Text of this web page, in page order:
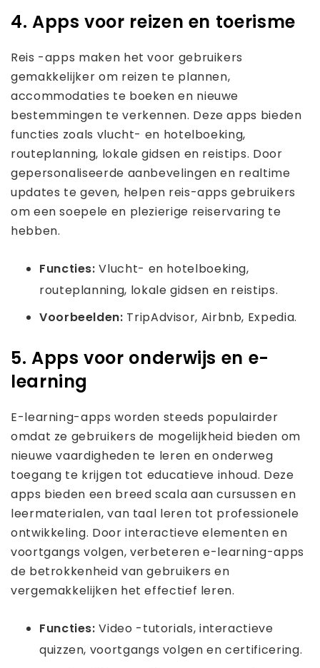
4. Apps voor reizen en toerisme
Reis -apps maken het voor gebruikers
gemakkelijker om reizen te plannen,
accommodaties te boeken en nieuwe
bestemmingen te verkennen. Deze apps bieden
functies zoals vlucht- en hotelboeking,
routeplanning, lokale gidsen en reistips. Door
gepersonaliseerde aanbevelingen en realtime
updates te geven, helpen reis-apps gebruikers
om een ​​soepele en plezierige reiservaring te
hebben.
Functies:Vlucht- en hotelboeking,
routeplanning, lokale gidsen en reistips.
Voorbeelden: TripAdvisor, Airbnb, Expedia.
5. Apps voor onderwijs en e-
learning
E-learning-apps worden steeds populairder
omdat ze gebruikers de mogelijkheid bieden om
nieuwe vaardigheden te leren en onderweg
toegang te krijgen tot educatieve inhoud. Deze
apps bieden een breed scala aan cursussen en
leermaterialen, van taal leren tot professionele
ontwikkeling. Door interactieve elementen en
voortgangs volgen, verbeteren e-learning-apps
de betrokkenheid van gebruikers en
vergemakkelijken het effectief leren.
Functies:Video -tutorials, interactieve
quizzen, voortgangs volgen en certificering.